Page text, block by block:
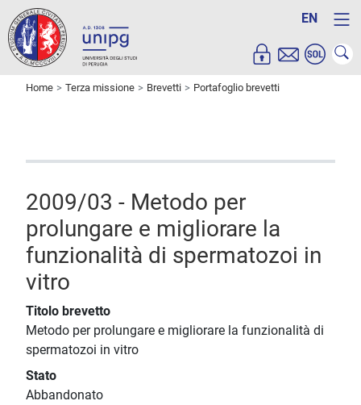
EN
Home Terza missione Brevetti Portafoglio brevetti
2009/03 - Metodo per
prolungare e migliorare la
funzionalità di spermatozoi in
vitro
Titolo brevetto
Metodo per prolungare e migliorare la funzionalità di
spermatozoi in vitro
Stato
Abbandonato